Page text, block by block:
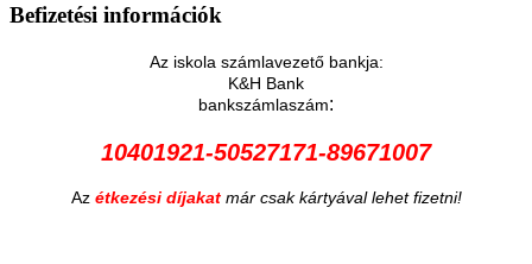
Befizetési információk
Az iskola számlavezető bankja:
K&H Bank
bankszámlaszám:
10401921-50527171-89671007
Az étkezési díjakat már csak kártyával lehet fizetni!